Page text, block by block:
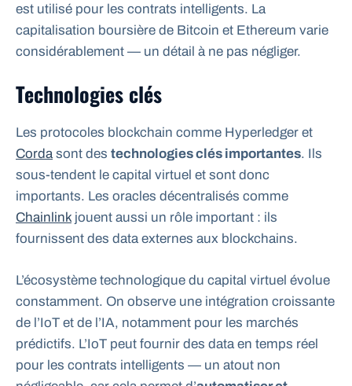
est utilisé pour les contrats intelligents. La
capitalisation boursière de Bitcoin et Ethereum varie
considérablement — un détail à ne pas négliger.
Technologies clés
Les protocoles blockchain comme Hyperledger et
Cordasont des technologies clés importantes. Ils
sous-tendent le capital virtuel et sont donc
importants. Les oracles décentralisés comme
Chainlinkjouent aussi un rôle important : ils
fournissent des data externes aux blockchains.
L’écosystème technologique du capital virtuel évolue
constamment. On observe une intégration croissante
de l’IoT et de l’IA, notamment pour les marchés
prédictifs. L’IoT peut fournir des data en temps réel
pour les contrats intelligents — un atout non